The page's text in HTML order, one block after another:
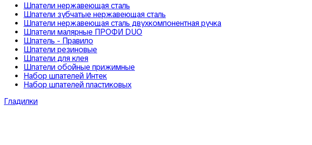
Шпатели нержавеющая сталь
Шпатели зубчатые нержавеющая сталь
Шпатели нержавеющая сталь двухкомпонентная ручка
Шпатели малярные ПРОФИ DUO
Шпатель - Правило
Шпатели резиновые
Шпатели для клея
Шпатели обойные прижимные
Набор шпателей Интек
Набор шпателей пластиковых
Гладилки